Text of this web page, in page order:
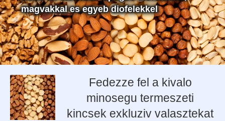
magvakkal es egyeb diofelekkel
Fedezze fel a kivalo
minosegu termeszeti
kincsek exkluziv valasztekat